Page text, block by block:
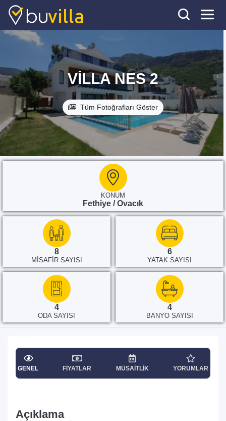
VILLA NES 2
Tüm Fotoğrafları Göster
KONUM
Fethiye / Ovacık
8
MISAFIR SAYISI
6
YATAK SAYISI
4
ODA SAYISI
4
BANYO SAYISI
GENEL FIYATLAR MÜSAITLIK YORUMLAR
Açıklama